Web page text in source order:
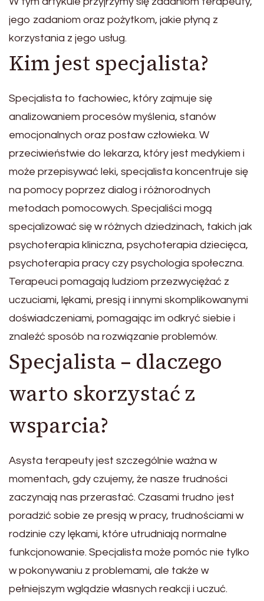
jego zadaniom oraz pożytkom, jakie płyną z
korzystania z jego usług.
Kim jest specjalista?
Specjalista to fachowiec, który zajmuje się
analizowaniem procesów myślenia, stanów
emocjonalnych oraz postaw człowieka. W
przeciwieństwie do lekarza, który jest medykiem i
może przepisywać leki, specjalista koncentruje się
na pomocy poprzez dialog i różnorodnych
metodach pomocowych. Specjaliści mogą
specjalizować się w różnych dziedzinach, takich jak
psychoterapia kliniczna, psychoterapia dziecięca,
psychoterapia pracy czy psychologia społeczna.
Terapeuci pomagają ludziom przezwyciężać z
uczuciami, lękami, presją i innymi skomplikowanymi
doświadczeniami, pomagając im odkryć siebie i
znaleźć sposób na rozwiązanie problemów.
Specjalista – dlaczego
warto skorzystać z
wsparcia?
Asysta terapeuty jest szczególnie ważna w
momentach, gdy czujemy, że nasze trudności
zaczynają nas przerastać. Czasami trudno jest
poradzić sobie ze presją w pracy, trudnościami w
rodzinie czy lękami, które utrudniają normalne
funkcjonowanie. Specjalista może pomóc nie tylko
w pokonywaniu z problemami, ale także w
pełniejszym wglądzie własnych reakcji i uczuć.